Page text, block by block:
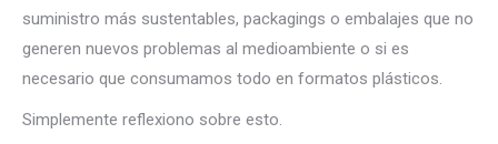
suministro más sustentables, packagings o embalajes que no
generen nuevos problemas al medioambiente o si es
necesario que consumamos todo en formatos plásticos.
Simplemente reflexiono sobre esto.